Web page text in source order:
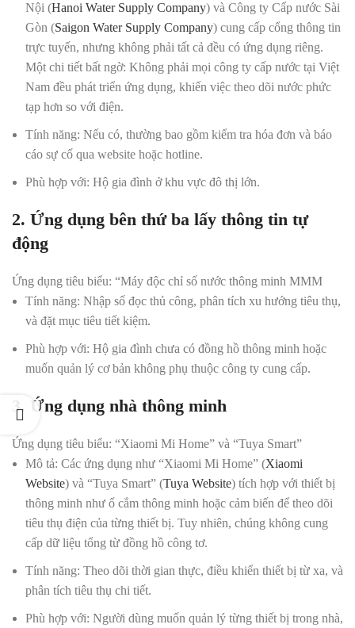
Nội (Hanoi Water Supply Company) và Công ty Cấp nước Sài
Gòn (Saigon Water Supply Company) cung cấp cổng thông tin
trực tuyến, nhưng không phải tất cả đều có ứng dụng riêng.
Một chi tiết bất ngờ: Không phải mọi công ty cấp nước tại Việt
Nam đều phát triển ứng dụng, khiến việc theo dõi nước phức
tạp hơn so với điện.
Tính năng: Nếu có, thường bao gồm kiểm tra hóa đơn và báo
cáo sự cố qua website hoặc hotline.
Phù hợp với: Hộ gia đình ở khu vực đô thị lớn.
2. Ứng dụng bên thứ ba lấy thông tin tự
động
Ứng dụng tiêu biểu: “Máy độc chỉ số nước thông minh MMM
Tính năng: Nhập số đọc thủ công, phân tích xu hướng tiêu thụ,
và đặt mục tiêu tiết kiệm.
Phù hợp với: Hộ gia đình chưa có đồng hồ thông minh hoặc
muốn quản lý cơ bản không phụ thuộc công ty cung cấp.
3. Ứng dụng nhà thông minh
Ứng dụng tiêu biểu: “Xiaomi Mi Home” và “Tuya Smart”
Mô tả: Các ứng dụng như “Xiaomi Mi Home” (Xiaomi
Website) và “Tuya Smart” (Tuya Website) tích hợp với thiết bị
thông minh như ổ cắm thông minh hoặc cảm biến để theo dõi
tiêu thụ điện của từng thiết bị. Tuy nhiên, chúng không cung
cấp dữ liệu tổng từ đồng hồ công tơ.
Tính năng: Theo dõi thời gian thực, điều khiển thiết bị từ xa, và
phân tích tiêu thụ chi tiết.
Phù hợp với: Người dùng muốn quản lý từng thiết bị trong nhà,